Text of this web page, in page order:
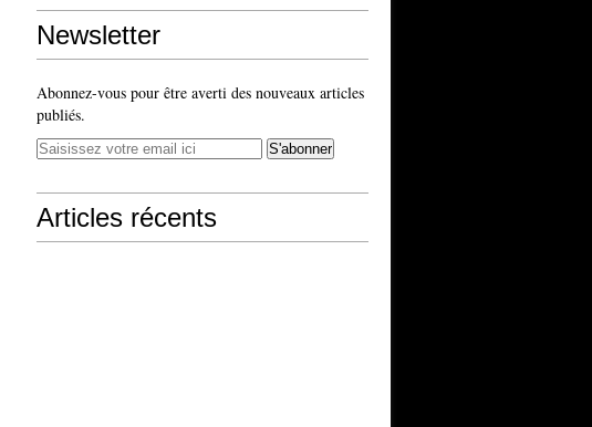
Newsletter
Abonnez-vous pour être averti des nouveaux articles
publiés.
Articles récents